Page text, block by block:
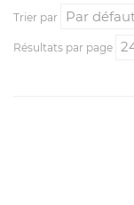
Trier par
Résultats par page